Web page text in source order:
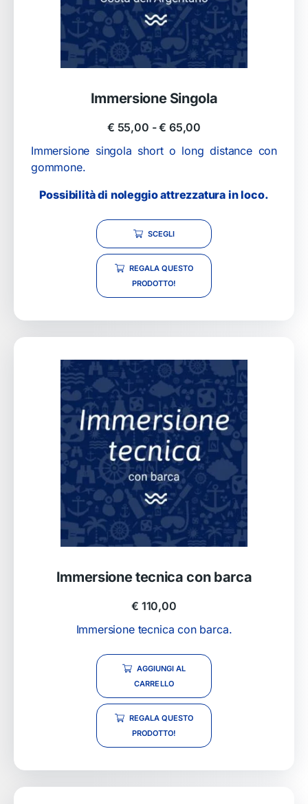
Immersione Singola
€ 55,00 -€ 65,00
Immersione singola short o long distance con
gommone.
Possibilità di noleggio attrezzatura in loco.
SCEGLI
REGALA QUESTO
PRODOTTO!
Immersione tecnica con barca
€ 110,00
Immersione tecnica con barca.
AGGIUNGI AL
CARRELLO
REGALA QUESTO
PRODOTTO!